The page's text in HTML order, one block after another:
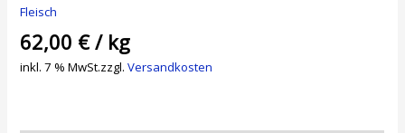
Fleisch
62,00 €/ kg
inkl. 7 % MwSt.zzgl.Versandkosten